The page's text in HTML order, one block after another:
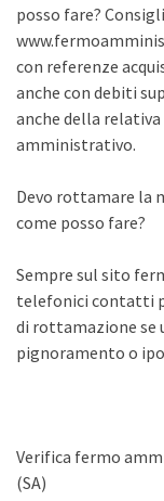
posso fare?
con referenze
anche con debiti
anche della
amministrativo.
Devo rottamare la
come posso fare?
Sempre sul sito
telefonici contatti
di rottamazione se
pignoramento o
Verifica fermo
(SA)